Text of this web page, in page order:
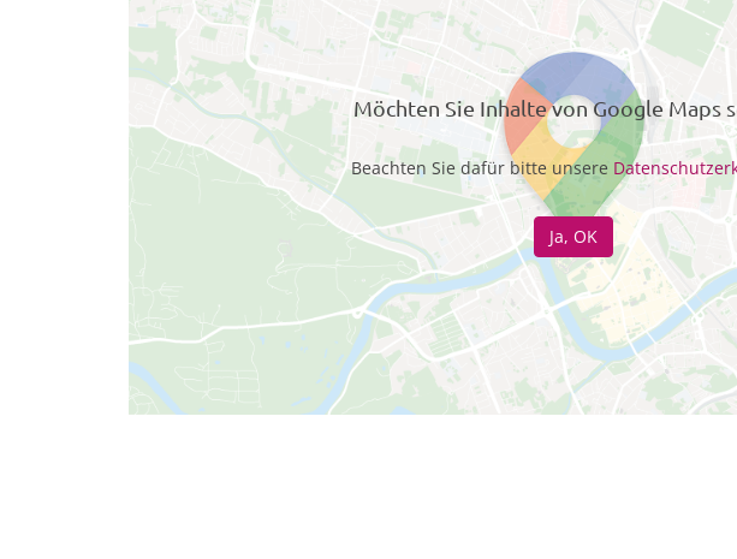
Möchten Sie Inhalte von Google Maps
Beachten Sie dafür bitte unsere
Ja, OK